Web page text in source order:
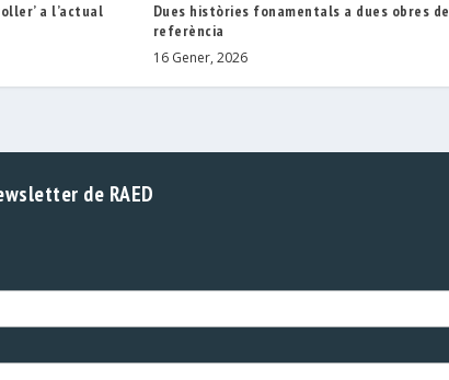
a l’actual
Dues històries fonamentals a dues obres de
referència
16 Gener, 2026
de RAED